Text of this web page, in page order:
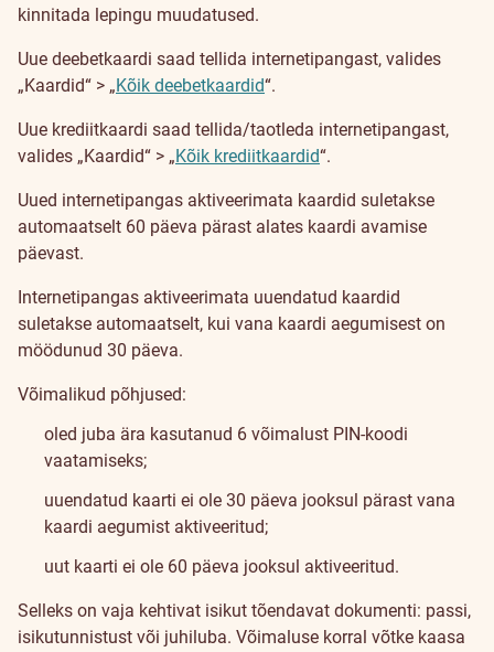
kinnitada lepingu muudatused.
Uue deebetkaardi saad tellida internetipangast, valides
„Kaardid“ > „Kõik deebetkaardid“.
Uue krediitkaardi saad tellida/taotleda internetipangast,
valides „Kaardid“ > „Kõik krediitkaardid“.
Uued internetipangas aktiveerimata kaardid suletakse
automaatselt 60 päeva pärast alates kaardi avamise
päevast.
Internetipangas aktiveerimata uuendatud kaardid
suletakse automaatselt, kui vana kaardi aegumisest on
möödunud 30 päeva.
Võimalikud põhjused:
oled juba ära kasutanud 6 võimalust PIN-koodi
vaatamiseks;
uuendatud kaarti ei ole 30 päeva jooksul pärast vana
kaardi aegumist aktiveeritud;
uut kaarti ei ole 60 päeva jooksul aktiveeritud.
Selleks on vaja kehtivat isikut tõendavat dokumenti: passi,
isikutunnistust või juhiluba. Võimaluse korral võtke kaasa